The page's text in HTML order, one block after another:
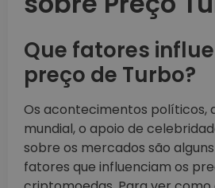
Que fatores
preço de Turbo?
Os acontecimentos políticos,
mundial, o apoio de
sobre os mercados são
fatores que influenciam os